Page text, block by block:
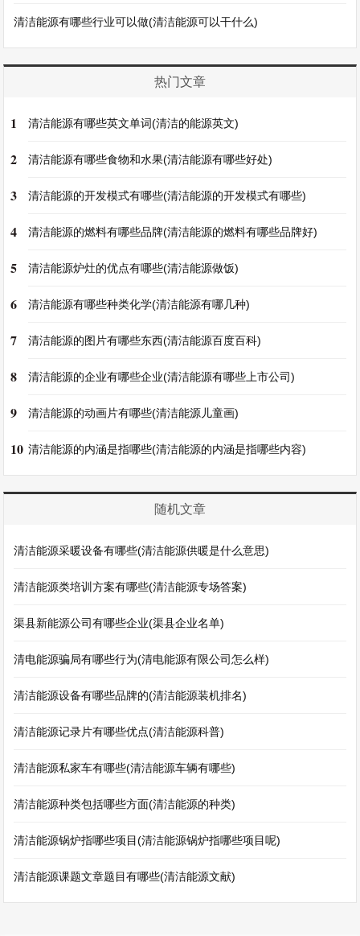
清洁能源有哪些行业可以做(清洁能源可以干什么)
热门文章
1 清洁能源有哪些英文单词(清洁的能源英文)
2 清洁能源有哪些食物和水果(清洁能源有哪些好处)
3 清洁能源的开发模式有哪些(清洁能源的开发模式有哪些)
4 清洁能源的燃料有哪些品牌(清洁能源的燃料有哪些品牌好)
5 清洁能源炉灶的优点有哪些(清洁能源做饭)
6 清洁能源有哪些种类化学(清洁能源有哪几种)
7 清洁能源的图片有哪些东西(清洁能源百度百科)
8 清洁能源的企业有哪些企业(清洁能源有哪些上市公司)
9 清洁能源的动画片有哪些(清洁能源儿童画)
10 清洁能源的内涵是指哪些(清洁能源的内涵是指哪些内容)
随机文章
清洁能源采暖设备有哪些(清洁能源供暖是什么意思)
清洁能源类培训方案有哪些(清洁能源专场答案)
渠县新能源公司有哪些企业(渠县企业名单)
清电能源骗局有哪些行为(清电能源有限公司怎么样)
清洁能源设备有哪些品牌的(清洁能源装机排名)
清洁能源记录片有哪些优点(清洁能源科普)
清洁能源私家车有哪些(清洁能源车辆有哪些)
清洁能源种类包括哪些方面(清洁能源的种类)
清洁能源锅炉指哪些项目(清洁能源锅炉指哪些项目呢)
清洁能源课题文章题目有哪些(清洁能源文献)